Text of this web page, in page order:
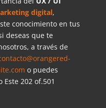
digital,
conocimiento en tus
deseas que te
a través de
o puedes
Este 202 of.501